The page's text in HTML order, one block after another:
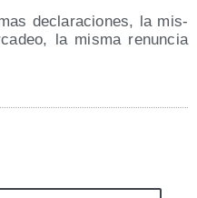
decla­ra­cio­nes, la mis­
la mis­ma renun­cia